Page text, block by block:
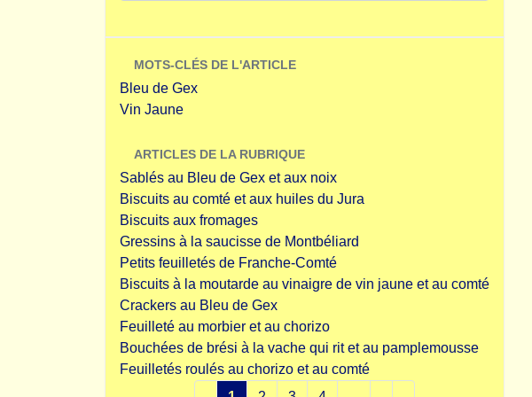
MOTS-CLÉS DE L'ARTICLE
Bleu de Gex
Vin Jaune
ARTICLES DE LA RUBRIQUE
Sablés au Bleu de Gex et aux noix
Biscuits au comté et aux huiles du Jura
Biscuits aux fromages
Gressins à la saucisse de Montbéliard
Petits feuilletés de Franche-Comté
Biscuits à la moutarde au vinaigre de vin jaune et au comté
Crackers au Bleu de Gex
Feuilleté au morbier et au chorizo
Bouchées de brési à la vache qui rit et au pamplemousse
Feuilletés roulés au chorizo et au comté